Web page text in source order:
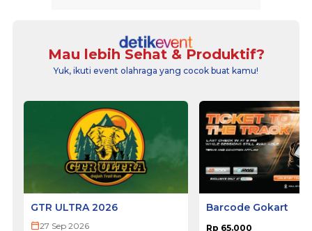
Mau lebih Sehat & Produktif?
Yuk, ikuti event olahraga yang cocok buat kamu!
GTR ULTRA 2026
27 Sep 2026
Barcode Gokart
Rp 65.000